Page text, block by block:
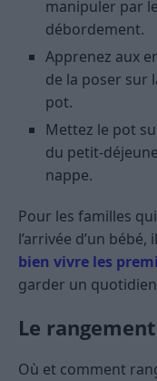
manipuler par
débordement.
Apprenez aux
de la poser sur
pot.
Mettez le pot
du petit-
nappe.
Pour les familles
l’arrivée d’un bébé,
bien vivre les
garder un
Le
Où et comment